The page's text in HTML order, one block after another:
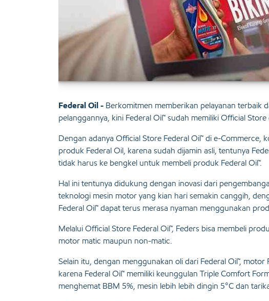
Federal Oil - Berkomitmen memberikan pelayanan terbaik
pelanggannya, kini Federal Oil™ sudah memiliki Official
Dengan adanya Official Store Federal Oil™ di e-
produk Federal Oil, karena sudah dijamin asli, tentunya
tidak harus ke bengkel untuk membeli produk Federal Oil™.
Hal ini tentunya didukung dengan inovasi dari
teknologi mesin motor yang kian hari semakin canggih,
Federal Oil™ dapat terus merasa nyaman menggunakan
Melalui Official Store Federal Oil™, Feders bisa membeli
motor matic maupun non-matic.
Selain itu, dengan menggunakan oli dari Federal Oil™,
karena Federal Oil™ memiliki keunggulan Triple Comfort
menghemat BBM 5%, mesin lebih lebih dingin 5°C dan